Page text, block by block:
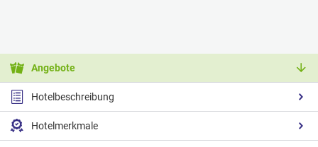
Angebote
Hotelbeschreibung
Hotelmerkmale